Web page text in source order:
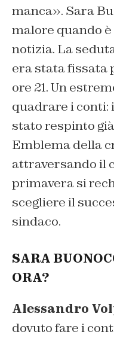
manca». Sara
malore quando
notizia. La
era stata fissata
ore 21. Un
quadrare i conti:
stato respinto
Emblema della
attraversando il
primavera si
scegliere il
sindaco.
SARA
ORA?
Alessandro
dovuto fare i